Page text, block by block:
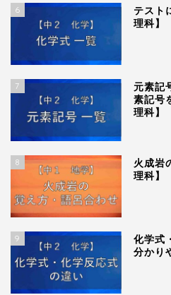
6
テスト
理科】
7
元素記
素記号
理科】
8
火成岩
理科】
9
化学式
分かり